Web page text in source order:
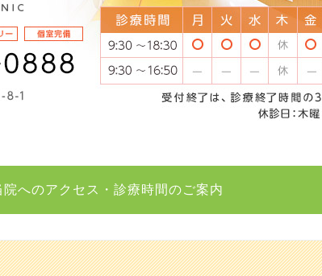
院へのアクセス・診療時間のご案内